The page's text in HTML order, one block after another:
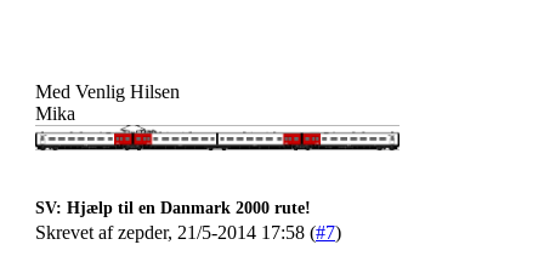
Med Venlig Hilsen
Mika
SV: Hjælp til en Danmark 2000 rute!
Skrevet af zepder, 21/5-2014 17:58 (#7)